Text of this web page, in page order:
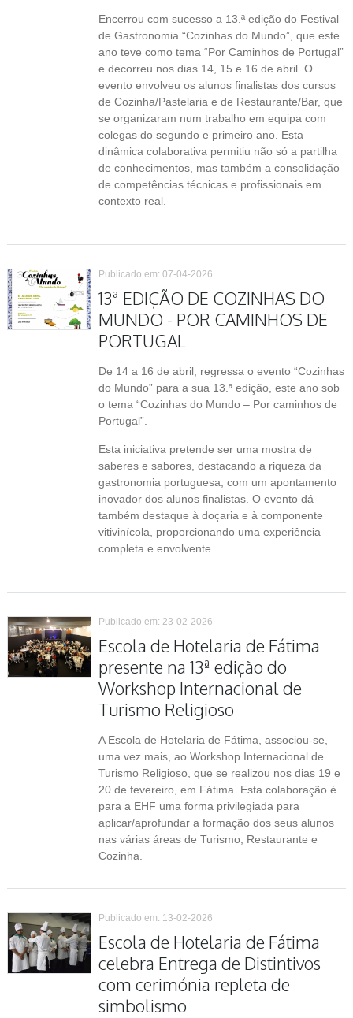
Encerrou com sucesso a 13.ª edição do Festival
de Gastronomia “Cozinhas do Mundo”, que este
ano teve como tema “Por Caminhos de Portugal”
e decorreu nos dias 14, 15 e 16 de abril. O
evento envolveu os alunos finalistas dos cursos
de Cozinha/Pastelaria e de Restaurante/Bar, que
se organizaram num trabalho em equipa com
colegas do segundo e primeiro ano. Esta
dinâmica colaborativa permitiu não só a partilha
de conhecimentos, mas também a consolidação
de competências técnicas e profissionais em
contexto real.
Publicado em: 07-04-2026
13ª EDIÇÃO DE COZINHAS DO
MUNDO - POR CAMINHOS DE
PORTUGAL
De 14 a 16 de abril, regressa o evento “Cozinhas
do Mundo” para a sua 13.ª edição, este ano sob
o tema “Cozinhas do Mundo – Por caminhos de
Portugal”.
Esta iniciativa pretende ser uma mostra de
saberes e sabores, destacando a riqueza da
gastronomia portuguesa, com um apontamento
inovador dos alunos finalistas. O evento dá
também destaque à doçaria e à componente
vitivinícola, proporcionando uma experiência
completa e envolvente.
Publicado em: 23-02-2026
Escola de Hotelaria de Fátima
presente na 13ª edição do
Workshop Internacional de
Turismo Religioso
A Escola de Hotelaria de Fátima, associou-se,
uma vez mais, ao Workshop Internacional de
Turismo Religioso, que se realizou nos dias 19 e
20 de fevereiro, em Fátima. Esta colaboração é
para a EHF uma forma privilegiada para
aplicar/aprofundar a formação dos seus alunos
nas várias áreas de Turismo, Restaurante e
Cozinha.
Publicado em: 13-02-2026
Escola de Hotelaria de Fátima
celebra Entrega de Distintivos
com cerimónia repleta de
simbolismo